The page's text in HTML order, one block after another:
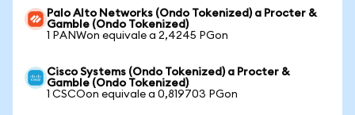
Palo Alto Networks (Ondo Tokenized) a Procter &
Gamble (Ondo Tokenized)
1 PANWon equivale a 2,4245 PGon
Cisco Systems (Ondo Tokenized) a Procter &
Gamble (Ondo Tokenized)
1 CSCOon equivale a 0,819703 PGon